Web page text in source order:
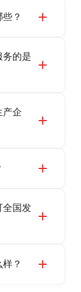
？
天然、
资质齐
务的是
计、现货
产企
第三方检测
宾大街 9
专业隔震
天然、
全国发
现货充足，
？